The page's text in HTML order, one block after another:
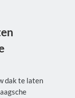
dak te laten